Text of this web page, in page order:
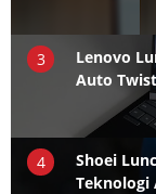
3
Lenovo
Auto Twist
4
Shoei
Teknologi